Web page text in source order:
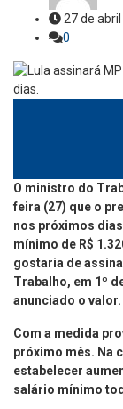
27 de
0
O ministro do
feira (27) que o
nos próximos
mínimo de R$
gostaria de
Trabalho, em 1º
anunciado o valor.
Com a medida
próximo mês. Na
estabelecer
salário mínimo